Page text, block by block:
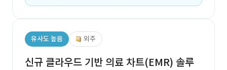
유사도 높음 외주
신규 클라우드 기반 의료 차트(EMR) 솔루